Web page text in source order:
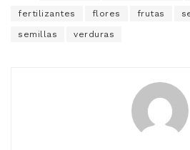
fertilizantes flores frutas
semillas verduras